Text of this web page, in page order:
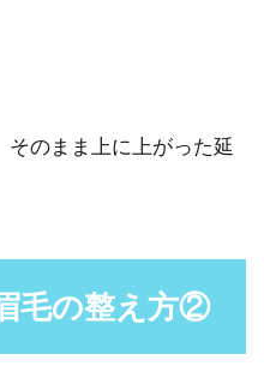
のまま上に上がった延
毛の整え方②